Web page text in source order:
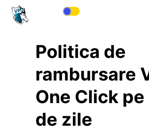
Politica de
rambursare
One Click
de zile